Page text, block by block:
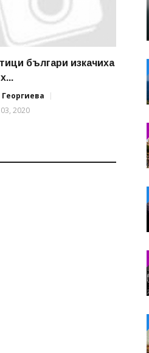
българи изкачиха
Георгиева
2020